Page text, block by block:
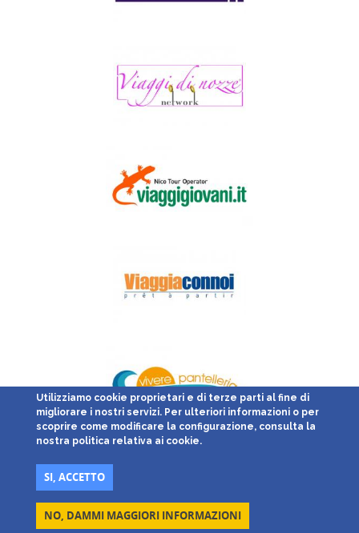
Utilizziamo cookie proprietari e di terze parti al fine di
migliorare i nostri servizi. Per ulteriori informazioni o per
scoprire come modificare la configurazione, consulta la
nostra politica relativa ai cookie.
SI, ACCETTO
NO, DAMMI MAGGIORI INFORMAZIONI